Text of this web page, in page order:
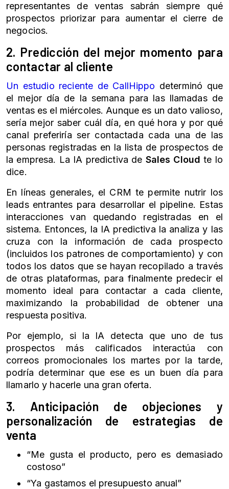
representantes de ventas sabrán siempre qué
prospectos priorizar para aumentar el cierre de
negocios.
2. Predicción del mejor momento para
contactar al cliente
Un estudio reciente de CallHippo determinó que
el mejor día de la semana para las llamadas de
ventas es el miércoles. Aunque es un dato valioso,
sería mejor saber cuál día, en qué hora y por qué
canal preferiría ser contactada cada una de las
personas registradas en la lista de prospectos de
la empresa. La IA predictiva de Sales Cloud te lo
dice.
En líneas generales, el CRM te permite nutrir los
leads entrantes para desarrollar el pipeline. Estas
interacciones van quedando registradas en el
sistema. Entonces, la IA predictiva la analiza y las
cruza con la información de cada prospecto
(incluidos los patrones de comportamiento) y con
todos los datos que se hayan recopilado a través
de otras plataformas, para finalmente predecir el
momento ideal para contactar a cada cliente,
maximizando la probabilidad de obtener una
respuesta positiva.
Por ejemplo, si la IA detecta que uno de tus
prospectos más calificados interactúa con
correos promocionales los martes por la tarde,
podría determinar que ese es un buen día para
llamarlo y hacerle una gran oferta.
3. Anticipación de objeciones y
personalización de estrategias de
venta
“Me gusta el producto, pero es demasiado
costoso”
“Ya gastamos el presupuesto anual”